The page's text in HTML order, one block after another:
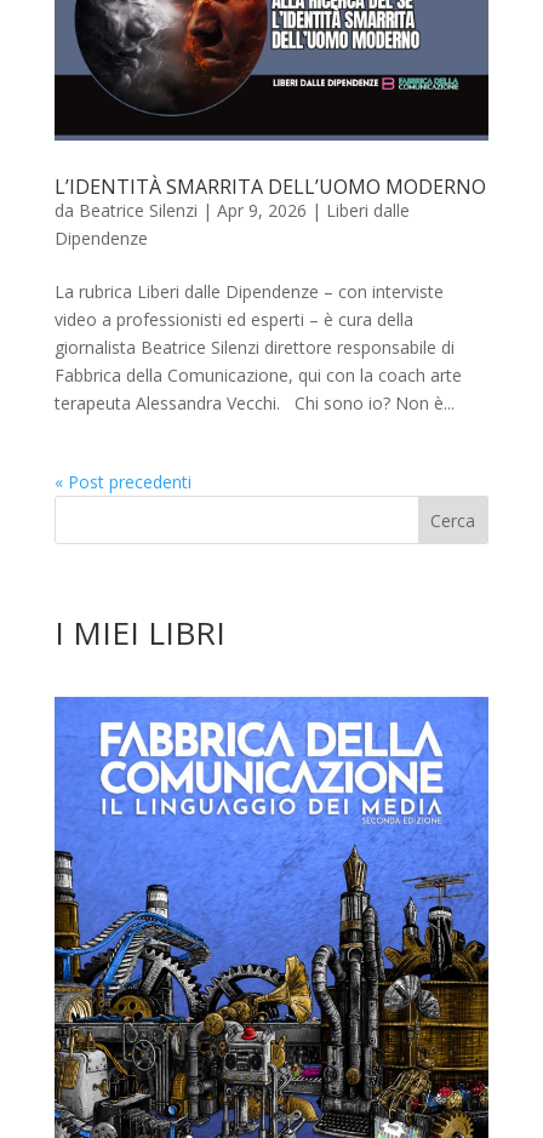
L’IDENTITÀ SMARRITA DELL’UOMO MODERNO
da Beatrice Silenzi | Apr 9, 2026 | Liberi dalle
Dipendenze
La rubrica Liberi dalle Dipendenze – con interviste
video a professionisti ed esperti – è cura della
giornalista Beatrice Silenzi direttore responsabile di
Fabbrica della Comunicazione, qui con la coach arte
terapeuta Alessandra Vecchi. Chi sono io? Non è...
« Post precedenti
I MIEI LIBRI